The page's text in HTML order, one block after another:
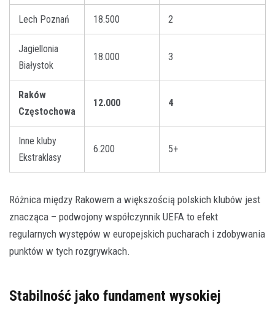
Lech Poznań 18.500 2
Jagiellonia
Białystok
18.000 3
Raków
Częstochowa
12.000 4
Inne kluby
Ekstraklasy
6.200 5+
Różnica między Rakowem a większością polskich klubów jest
znacząca – podwojony współczynnik UEFA to efekt
regularnych występów w europejskich pucharach i zdobywania
punktów w tych rozgrywkach.
Stabilność jako fundament wysokiej